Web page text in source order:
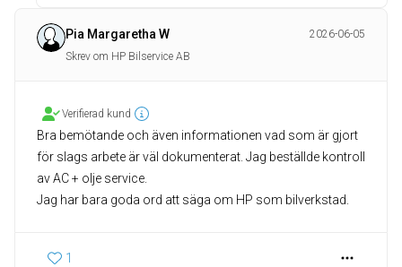
Pia Margaretha W
2026-06-05
Skrev om HP Bilservice AB
Verifierad kund
Bra bemötande och även informationen vad som är gjort
för slags arbete är väl dokumenterat. Jag beställde kontroll
av AC + olje service.
Jag har bara goda ord att säga om HP som bilverkstad.
1